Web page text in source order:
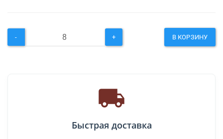
- + В КОРЗИНУ
Быстрая доставка